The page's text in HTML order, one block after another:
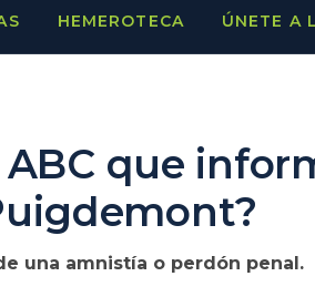
HEMEROTECA ÚNETE A
que
una amnistía o perdón penal.